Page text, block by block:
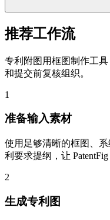
推荐工作流
专利附图用框图制作工
和提交前复核组织。
1
准备输入素材
使用足够清晰的框图、
利要求提纲，让
2
生成专利图